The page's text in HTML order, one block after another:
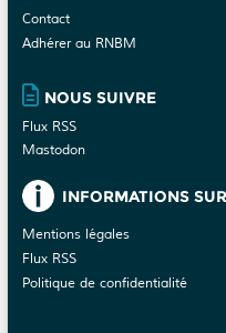
Contact
Adhérer au RNBM
NOUS SUIVRE
Flux RSS
Mastodon
INFORMATIONS
Mentions légales
Flux RSS
Politique de confidentialité